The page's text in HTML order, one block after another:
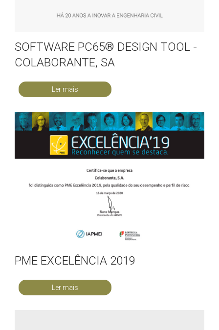
SOFTWARE PC65® DESIGN TOOL -
COLABORANTE, SA
Ler mais
PME EXCELÊNCIA 2019
Ler mais